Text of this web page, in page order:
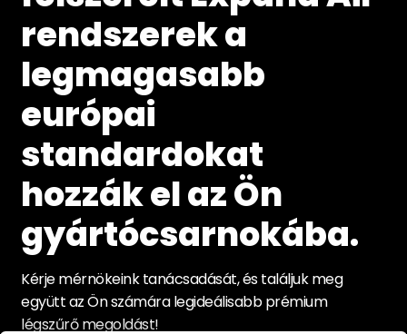
rendszerek a
legmagasabb
európai
standardokat
hozzák el az Ön
gyártócsarnokába.
Kérje mérnökeink tanácsadását, és találjuk meg
együtt az Ön számára legideálisabb prémium
légszűrő megoldást!